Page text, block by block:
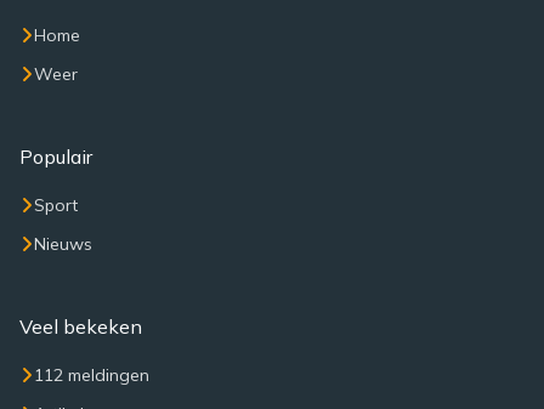
Home
Weer
Populair
Sport
Nieuws
Veel bekeken
112 meldingen